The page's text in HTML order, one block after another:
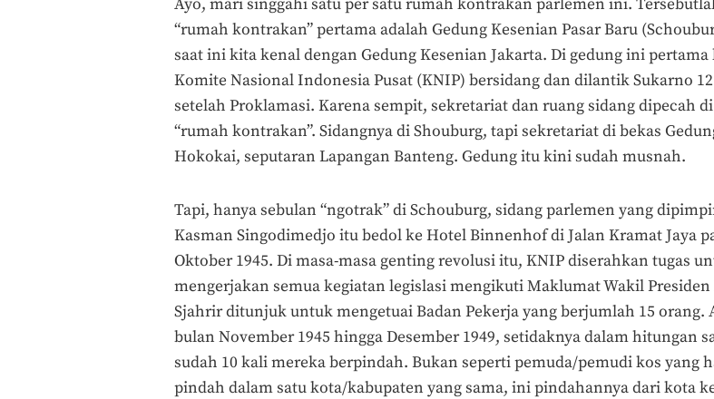
Ayo, mari singgahi satu per satu rumah kontrakan parlemen ini.
“rumah kontrakan” pertama adalah Gedung Kesenian Pasar Baru
saat ini kita kenal dengan Gedung Kesenian Jakarta. Di gedung ini pertama
Komite Nasional Indonesia Pusat (KNIP) bersidang dan dilantik Sukarno
setelah Proklamasi. Karena sempit, sekretariat dan ruang sidang dipecah
“rumah kontrakan”. Sidangnya di Shouburg, tapi sekretariat di bekas
Hokokai, seputaran Lapangan Banteng. Gedung itu kini sudah musnah.
Tapi, hanya sebulan “ngotrak” di Schouburg, sidang parlemen yang
Kasman Singodimedjo itu bedol ke Hotel Binnenhof di Jalan Kramat Jaya
Oktober 1945. Di masa-masa genting revolusi itu, KNIP diserahkan tugas
mengerjakan semua kegiatan legislasi mengikuti Maklumat Wakil Presiden
Sjahrir ditunjuk untuk mengetuai Badan Pekerja yang berjumlah 15 orang.
bulan November 1945 hingga Desember 1949, setidaknya dalam hitungan
sudah 10 kali mereka berpindah. Bukan seperti pemuda/pemudi kos yang
pindah dalam satu kota/kabupaten yang sama, ini pindahannya dari kota